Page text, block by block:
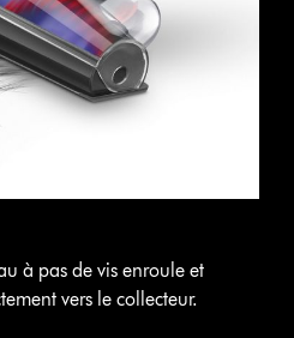
à pas de vis enroule et
vers le collecteur.